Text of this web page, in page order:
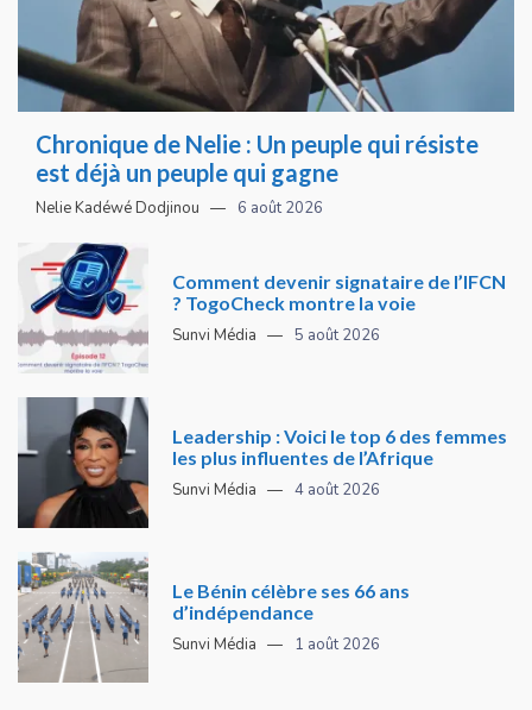
Chronique de Nelie : Un peuple qui résiste
est déjà un peuple qui gagne
Nelie Kadéwé Dodjinou 6 août 2026
Comment devenir signataire de l’IFCN
? TogoCheck montre la voie
Sunvi Média 5 août 2026
Leadership : Voici le top 6 des femmes
les plus influentes de l’Afrique
Sunvi Média 4 août 2026
Le Bénin célèbre ses 66 ans
d’indépendance
Sunvi Média 1 août 2026